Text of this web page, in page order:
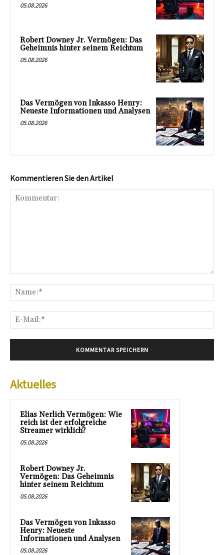
05.08.2026
Robert Downey Jr. Vermögen: Das
Geheimnis hinter seinem Reichtum
05.08.2026
Das Vermögen von Inkasso Henry:
Neueste Informationen und Analysen
05.08.2026
Kommentieren Sie den Artikel
Aktuelles
Elias Nerlich Vermögen: Wie
reich ist der erfolgreiche
Streamer wirklich?
05.08.2026
Robert Downey Jr.
Vermögen: Das Geheimnis
hinter seinem Reichtum
05.08.2026
Das Vermögen von Inkasso
Henry: Neueste
Informationen und Analysen
05.08.2026